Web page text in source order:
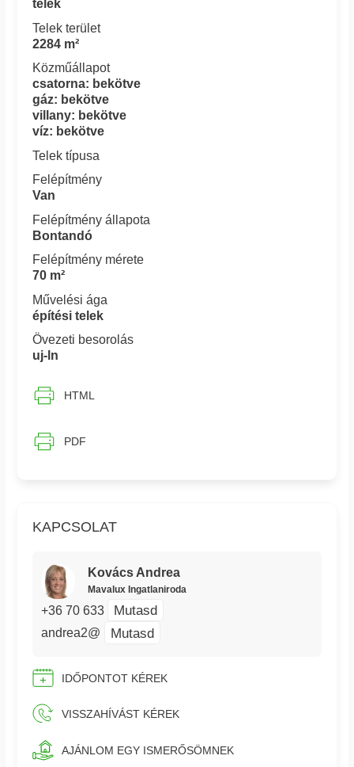
KAPCSOLAT
Kovács Andrea
Mavalux Ingatlaniroda
+36 70 633 Mutasd
andrea2@ Mutasd
IDŐPONTOT KÉREK
VISSZAHÍVÁST KÉREK
AJÁNLOM EGY ISMERŐSÖMNEK
telek
Telek terület
2284 m²
Közműállapot
csatorna: bekötve
gáz: bekötve
villany: bekötve
víz: bekötve
Telek típusa
Felépítmény
Van
Felépítmény állapota
Bontandó
Felépítmény mérete
70 m²
Művelési ága
építési telek
Övezeti besorolás
uj-ln
HTML
PDF